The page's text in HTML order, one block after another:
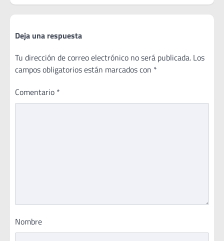
Deja una respuesta
Tu dirección de correo electrónico no será publicada. Los
campos obligatorios están marcados con *
Comentario *
Nombre